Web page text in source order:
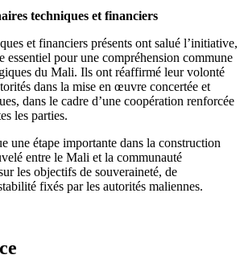
techniques et financiers
et financiers présents ont salué l’initiative,
essentiel pour une compréhension commune
du Mali. Ils ont réaffirmé leur volonté
dans la mise en œuvre concertée et
dans le cadre d’une coopération renforcée
les parties.
une étape importante dans la construction
entre le Mali et la communauté
les objectifs de souveraineté, de
fixés par les autorités maliennes.